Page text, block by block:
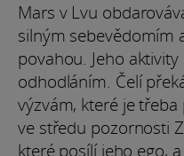
Mars v Lvu
silným sebevědomím
povahou. Jeho
odhodláním. Čelí
výzvám, které je
ve středu pozornosti
které posílí jeho ego,